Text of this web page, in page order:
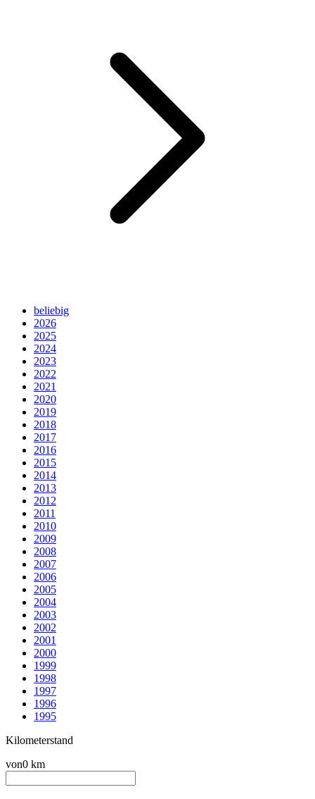
beliebig
2026
2025
2024
2023
2022
2021
2020
2019
2018
2017
2016
2015
2014
2013
2012
2011
2010
2009
2008
2007
2006
2005
2004
2003
2002
2001
2000
1999
1998
1997
1996
1995
Kilometerstand
von0 km